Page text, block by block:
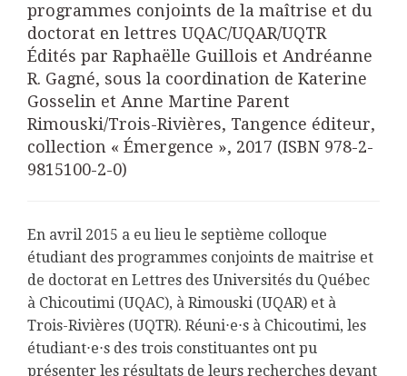
programmes conjoints de la maîtrise et du
doctorat en lettres UQAC/UQAR/UQTR
Édités par Raphaëlle Guillois et Andréanne
R. Gagné, sous la coordination de Katerine
Gosselin et Anne Martine Parent
Rimouski/Trois-Rivières, Tangence éditeur,
collection « Émergence », 2017 (ISBN 978-2-
9815100-2-0)
En avril 2015 a eu lieu le septième colloque
étudiant des programmes conjoints de maitrise et
de doctorat en Lettres des Universités du Québec
à Chicoutimi (UQAC), à Rimouski (UQAR) et à
Trois-Rivières (UQTR). Réuni⋅e⋅s à Chicoutimi, les
étudiant⋅e⋅s des trois constituantes ont pu
présenter les résultats de leurs recherches devant